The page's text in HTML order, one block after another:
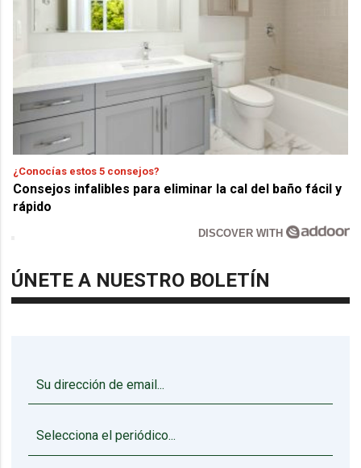
¿Conocías estos 5 consejos?
Consejos infalibles para eliminar la cal del baño fácil y
rápido
DISCOVER WITH
ÚNETE A NUESTRO BOLETÍN